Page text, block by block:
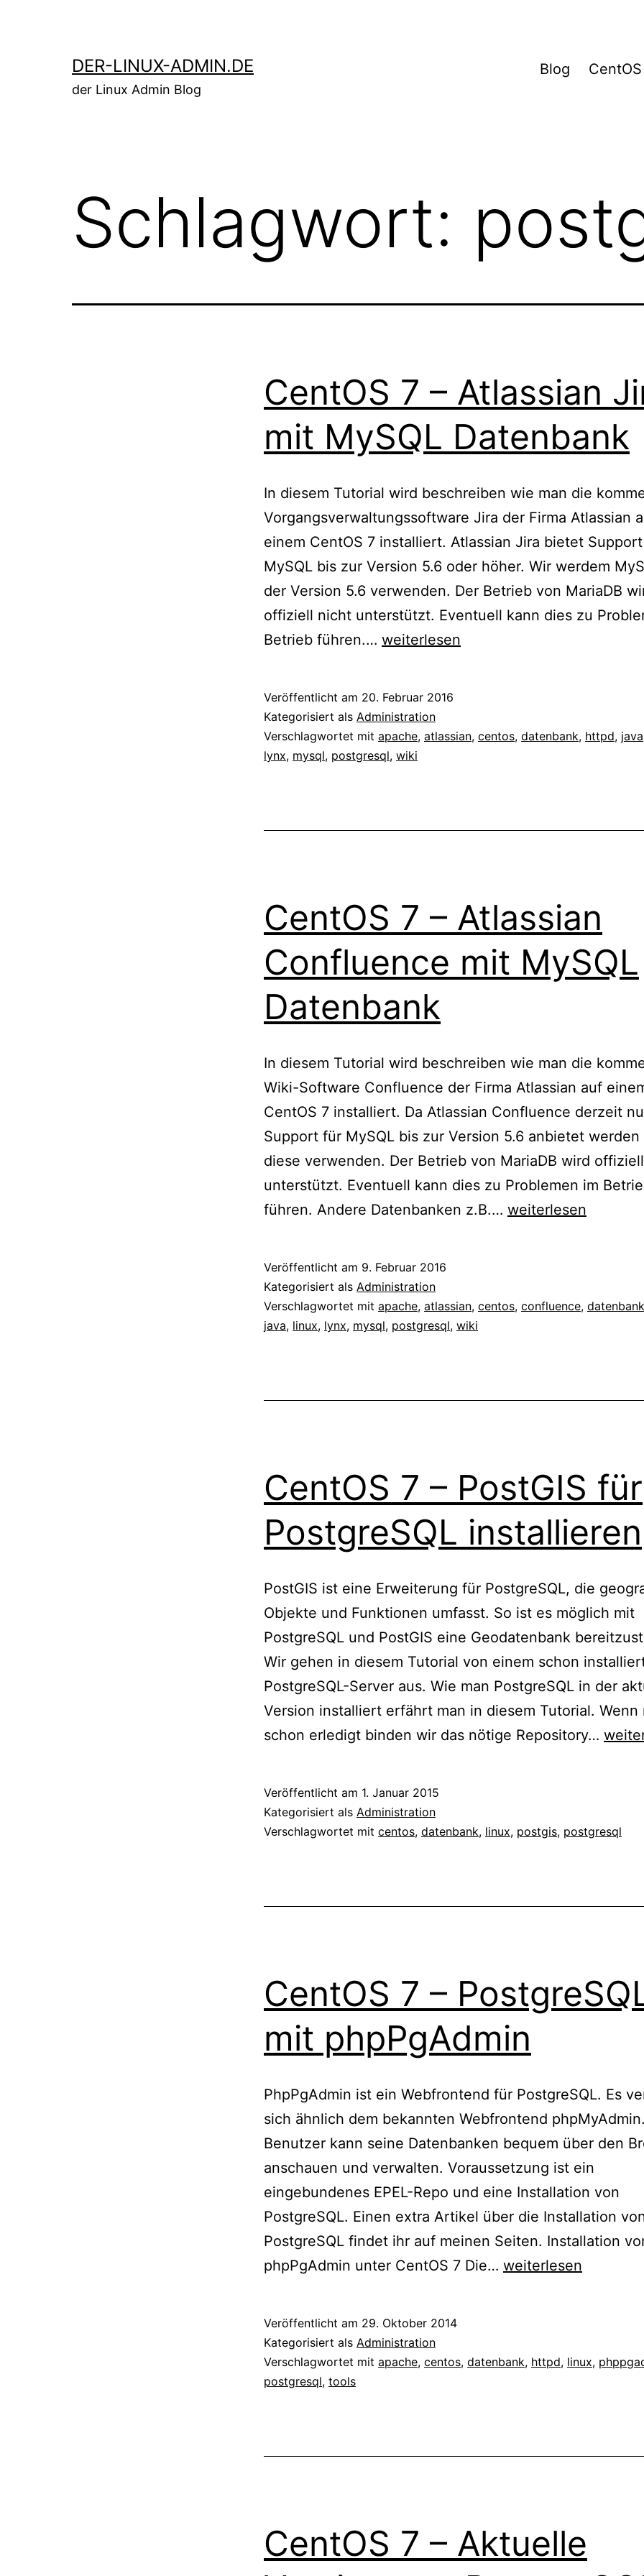
DER-LINUX-ADMIN.DE
der Linux Admin Blog
Blog CentOS
Schlagwort:
CentOS 7 – Atlassian
mit MySQL Datenbank
In diesem Tutorial wird beschreiben wie man die
Vorgangsverwaltungssoftware Jira der Firma Atlassian
einem CentOS 7 installiert. Atlassian Jira bietet
MySQL bis zur Version 5.6 oder höher. Wir werdem
der Version 5.6 verwenden. Der Betrieb von MariaDB
offiziell nicht unterstützt. Eventuell kann dies zu
Betrieb führen.… CentOS
Atlassian
Jira
mit
weiterlesen
Veröffentlicht am 20. Februar 2016
Kategorisiert als Administration
Verschlagwortet mit apache, atlassian, centos, datenbank, httpd, java
lynx, mysql, postgresql, wiki
CentOS 7 – Atlassian
Confluence mit MySQL
Datenbank
In diesem Tutorial wird beschreiben wie man die
Wiki-Software Confluence der Firma Atlassian auf
CentOS 7 installiert. Da Atlassian Confluence derzeit
Support für MySQL bis zur Version 5.6 anbietet werden
diese verwenden. Der Betrieb von MariaDB wird
unterstützt. Eventuell kann dies zu Problemen im
führen. Andere Datenbanken z.B.… CentOS
Confluence
weiterlesen
Veröffentlicht am 9. Februar 2016
Kategorisiert als Administration
Verschlagwortet mit apache, atlassian, centos, confluence, datenbank
java, linux, lynx, mysql, postgresql, wiki
CentOS 7 – PostGIS für
PostgreSQL installieren
PostGIS ist eine Erweiterung für PostgreSQL, die
Objekte und Funktionen umfasst. So ist es möglich mit
PostgreSQL und PostGIS eine Geodatenbank
Wir gehen in diesem Tutorial von einem schon
PostgreSQL-Server aus. Wie man PostgreSQL in der
Version installiert erfährt man in diesem Tutorial. Wenn
schon erledigt binden wir das nötige Repository…
für
Veröffentlicht am 1. Januar 2015
Kategorisiert als Administration
Verschlagwortet mit centos, datenbank, linux, postgis, postgresql
CentOS 7 –
mit phpPgAdmin
PhpPgAdmin ist ein Webfrontend für PostgreSQL. Es
sich ähnlich dem bekannten Webfrontend
Benutzer kann seine Datenbanken bequem über den
anschauen und verwalten. Voraussetzung ist ein
eingebundenes EPEL-Repo und eine Installation von
PostgreSQL. Einen extra Artikel über die Installation
PostgreSQL findet ihr auf meinen Seiten. Installation
phpPgAdmin unter CentOS 7 Die… CentOS
mit
weiterlesen
Veröffentlicht am 29. Oktober 2014
Kategorisiert als Administration
Verschlagwortet mit apache, centos, datenbank, httpd, linux,
postgresql, tools
CentOS 7 – Aktuelle